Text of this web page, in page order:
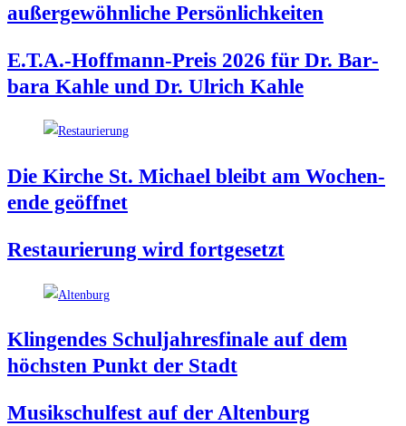
außer­ge­wöhn­li­che Persönlichkeiten
E.T.A.-Hoffmann-Preis 2026 für Dr. Bar­
ba­ra Kah­le und Dr. Ulrich Kahle
Die Kir­che St. Micha­el bleibt am Wochen­
en­de geöffnet
Restau­rie­rung wird fortgesetzt
Klin­gen­des Schul­jah­res­fi­na­le auf dem
höchs­ten Punkt der Stadt
Musik­schul­fest auf der Altenburg